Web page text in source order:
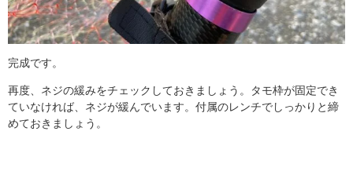
完成です。
再度、ネジの緩みをチェックしておきましょう。タモ枠が固定でき
ていなければ、ネジが緩んでいます。付属のレンチでしっかりと締
めておきましょう。